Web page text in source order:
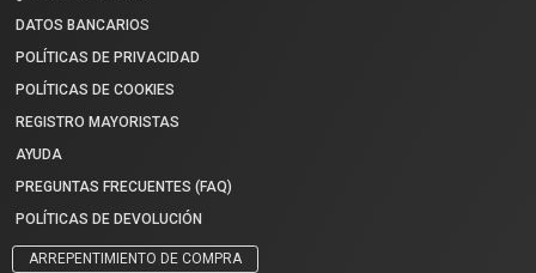
DATOS BANCARIOS
POLÍTICAS DE PRIVACIDAD
POLÍTICAS DE COOKIES
REGISTRO MAYORISTAS
AYUDA
PREGUNTAS FRECUENTES (FAQ)
POLÍTICAS DE DEVOLUCIÓN
ARREPENTIMIENTO DE COMPRA